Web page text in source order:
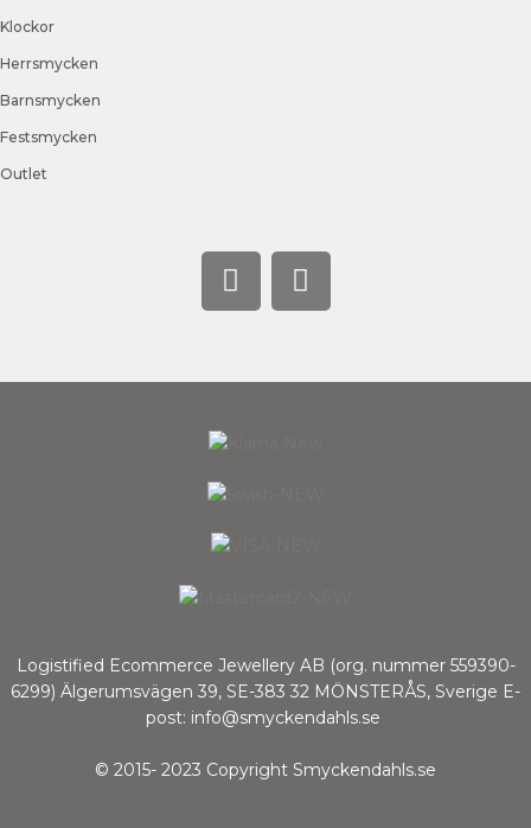
Klockor
Herrsmycken
Barnsmycken
Festsmycken
Outlet
Logistified Ecommerce Jewellery AB (org. nummer 559390-
6299) Älgerumsvägen 39, SE-383 32 MÖNSTERÅS, Sverige E-
post: info@smyckendahls.se
© 2015- 2023 Copyright Smyckendahls.se